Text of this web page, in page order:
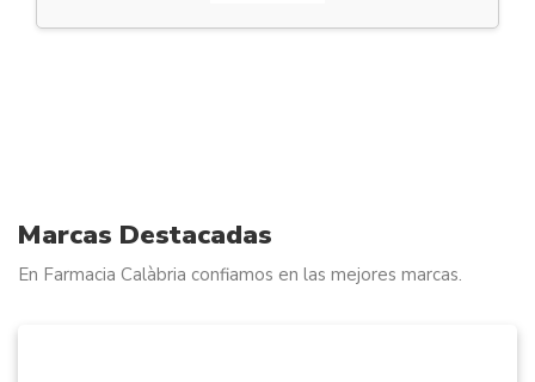
Marcas Destacadas
En Farmacia Calàbria confiamos en las mejores marcas.